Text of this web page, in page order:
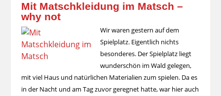
Mit Matschkleidung im Matsch –
why not
Wir waren gestern auf dem
Spielplatz. Eigentlich nichts
besonderes. Der Spielplatz liegt
wunderschön im Wald gelegen,
mit viel Haus und natürlichen Materialien zum spielen. Da es
in der Nacht und am Tag zuvor geregnet hatte, war hier auch